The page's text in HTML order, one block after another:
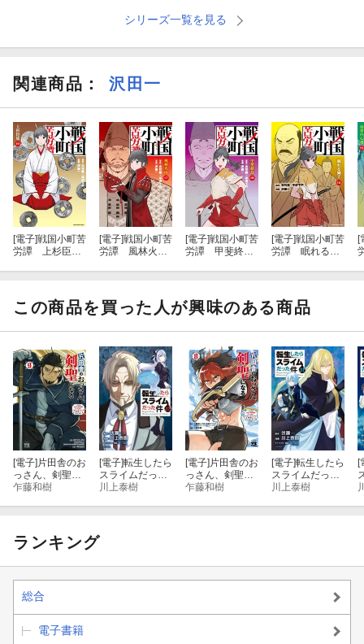
シリーズ一覧を見る
関連商品 ： 沢田一
[電子]戦国小町苦
労譚 上杉臣
[電子]戦国小町苦
労譚 風林火
[電子]戦国小町苦
労譚 甲斐終
[電子]戦国小町苦
労譚 眠れる獅
[
この商品を買った人が興味のある商品
[電子] 片田舎のお
っさん、剣聖に
なる〜ただの田
俺を放ってくれ
ない件〜 9
乍藤和樹
[電子]転生したら
スライムだった
件（３２）
川上泰樹
[電子] 片田舎のお
っさん、剣聖に
なる〜ただの田
乍藤和樹
[電子]転生したら
スライムだった
件（３１）
川上泰樹
[
ランキング
総合
電子書籍